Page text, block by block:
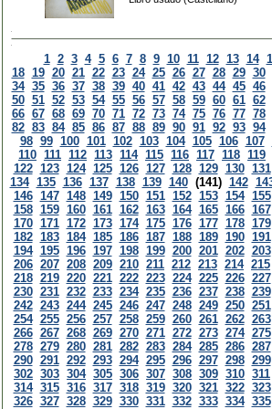
1 2 3 4 5 6 7 8 9 10 11 12 13 14
18 19 20 21 22 23 24 25 26 27 28 29 30
34 35 36 37 38 39 40 41 42 43 44 45 46
50 51 52 53 54 55 56 57 58 59 60 61 62
66 67 68 69 70 71 72 73 74 75 76 77 78
82 83 84 85 86 87 88 89 90 91 92 93 94
98 99 100 101 102 103 104 105 106 107
110 111 112 113 114 115 116 117 118 119
122 123 124 125 126 127 128 129 130 131
134 135 136 137 138 139 140 (141) 142
146 147 148 149 150 151 152 153 154 155
158 159 160 161 162 163 164 165 166 167
170 171 172 173 174 175 176 177 178 179
182 183 184 185 186 187 188 189 190 191
194 195 196 197 198 199 200 201 202 203
206 207 208 209 210 211 212 213 214 215
218 219 220 221 222 223 224 225 226 227
230 231 232 233 234 235 236 237 238 239
242 243 244 245 246 247 248 249 250 251
254 255 256 257 258 259 260 261 262 263
266 267 268 269 270 271 272 273 274 275
278 279 280 281 282 283 284 285 286 287
290 291 292 293 294 295 296 297 298 299
302 303 304 305 306 307 308 309 310 311
314 315 316 317 318 319 320 321 322 323
326 327 328 329 330 331 332 333 334 335